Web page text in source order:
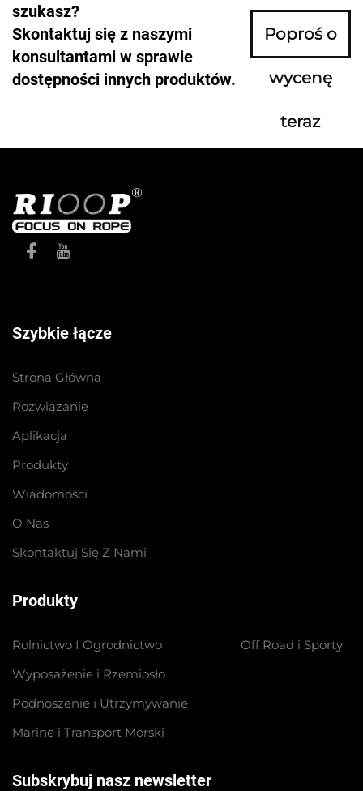
szukasz?
Skontaktuj się z naszymi
konsultantami w sprawie
dostępności innych produktów.
Poproś o
wycenę
teraz
Szybkie łącze
Strona Główna
Rozwiązanie
Aplikacja
Produkty
Wiadomości
O Nas
Skontaktuj Się Z Nami
Produkty
Rolnictwo I Ogrodnictwo
Wyposażenie i Rzemiosło
Podnoszenie i Utrzymywanie
Marine i Transport Morski
Off Road i Sporty
Subskrybuj nasz newsletter